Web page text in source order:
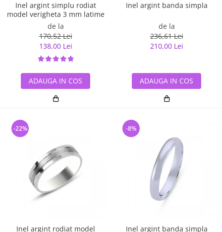
Inel argint simplu rodiat
model verigheta 3 mm latime
de la
170,52 Lei
138,00 Lei
ADAUGA IN COS
Inel argint banda simpla
de la
236,61 Lei
210,00 Lei
ADAUGA IN COS
Inel argint rodiat model
-22%
Inel argint banda simpla
-8%